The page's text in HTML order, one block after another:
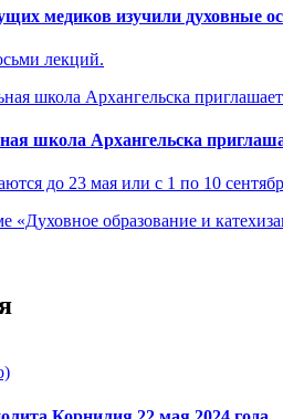
медиков изучили духовные
лекций.
школа Архангельска
до 23 мая или с 1 по 10
«Духовное образование и